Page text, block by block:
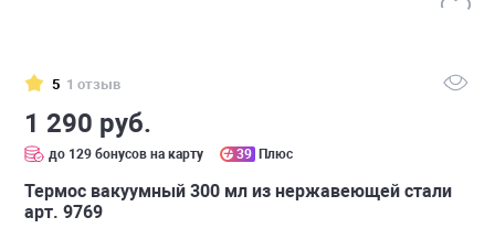
5 1 отзыв
1 290 руб.
до 129 бонусов на карту 39 Плюс
Термос вакуумный 300 мл из нержавеющей стали
арт. 9769